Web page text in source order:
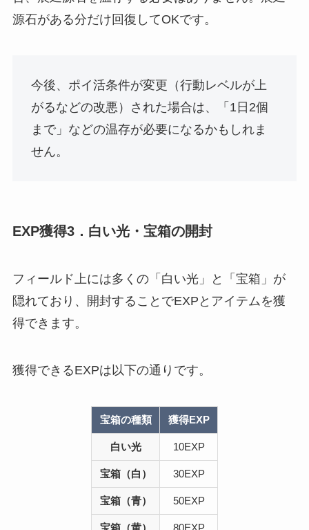
源石がある分だけ回復してOKです。
今後、ポイ活条件が変更（行動レベルが上
がるなどの改悪）された場合は、「1日2個
まで」などの温存が必要になるかもしれま
せん。
EXP獲得3．白い光・宝箱の開封
フィールド上には多くの「白い光」と「宝箱」が
隠れており、開封することでEXPとアイテムを獲
得できます。
獲得できるEXPは以下の通りです。
宝箱の種類 獲得EXP
白い光 10EXP
宝箱（白） 30EXP
宝箱（青） 50EXP
宝箱（黄） 80EXP